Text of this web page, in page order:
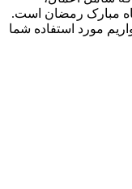
مبارک رمضان است.
مورد استفاده شما